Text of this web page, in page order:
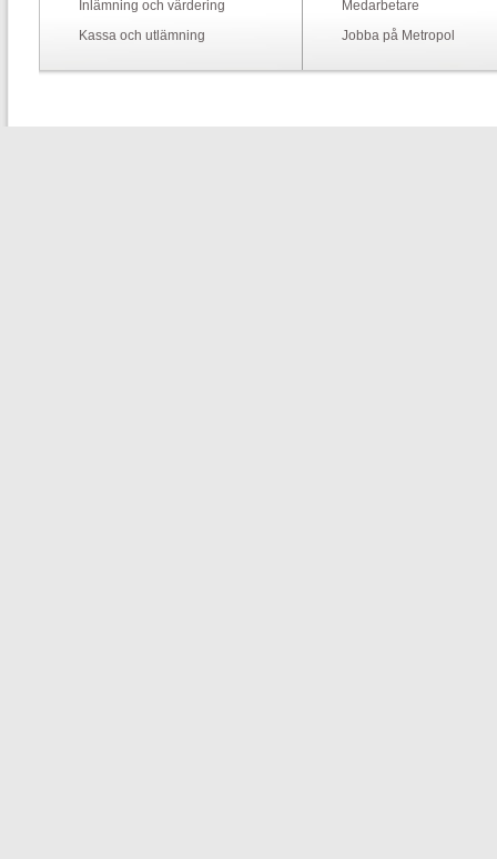
Inlämning och värdering
Kassa och utlämning
Medarbetare
Jobba på Metropol